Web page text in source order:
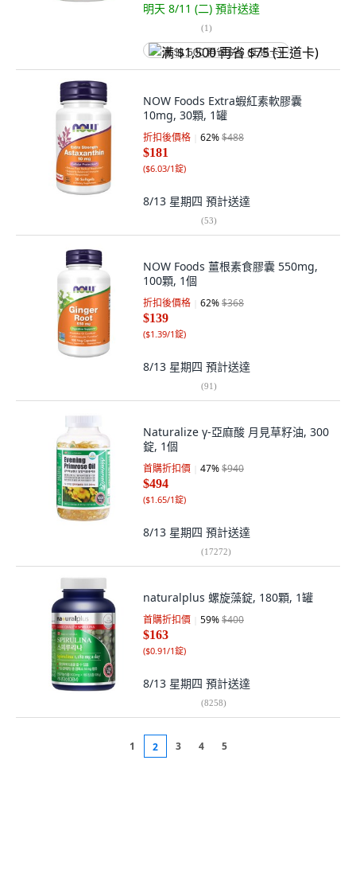
明天 8/11 (二) 預計送達
(1)
满 $1,500 再省 $75 (王道卡)
NOW Foods Extra蝦紅素軟膠囊
10mg, 30顆, 1罐
折扣後價格 62%$488
$181
($6.03/1錠)
8/13 星期四 預計送達
(53)
NOW Foods 薑根素食膠囊 550mg,
100顆, 1個
折扣後價格 62%$368
$139
($1.39/1錠)
8/13 星期四 預計送達
(91)
Naturalize γ-亞麻酸 月見草籽油, 300
錠, 1個
首購折扣價 47%$940
$494
($1.65/1錠)
8/13 星期四 預計送達
(17272)
naturalplus 螺旋藻錠, 180顆, 1罐
首購折扣價 59%$400
$163
($0.91/1錠)
8/13 星期四 預計送達
(8258)
1 2 3 4 5